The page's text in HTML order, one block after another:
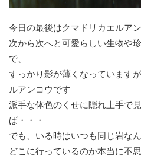
今日の最後はクマドリカエルア
次から次へと可愛らしい生物や
で、
すっかり影が薄くなっています
ルアンコウです
派手な体色のくせに隠れ上手で
ば・・・
でも、いる時はいつも同じ岩な
どこに行っているのか本当に不